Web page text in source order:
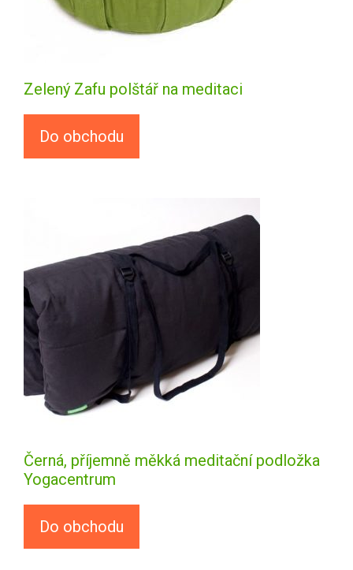
Zelený Zafu polštář na meditaci
Do obchodu
Černá, příjemně měkká meditační podložka
Yogacentrum
Do obchodu